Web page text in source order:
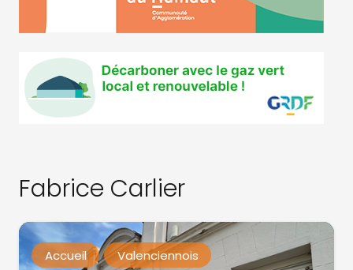
Fabrice Carlier
Accueil Valenciennois